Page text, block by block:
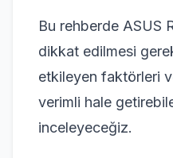
Bu rehberde ASUS
dikkat edilmesi
etkileyen faktörleri
verimli hale
inceleyeceğiz.